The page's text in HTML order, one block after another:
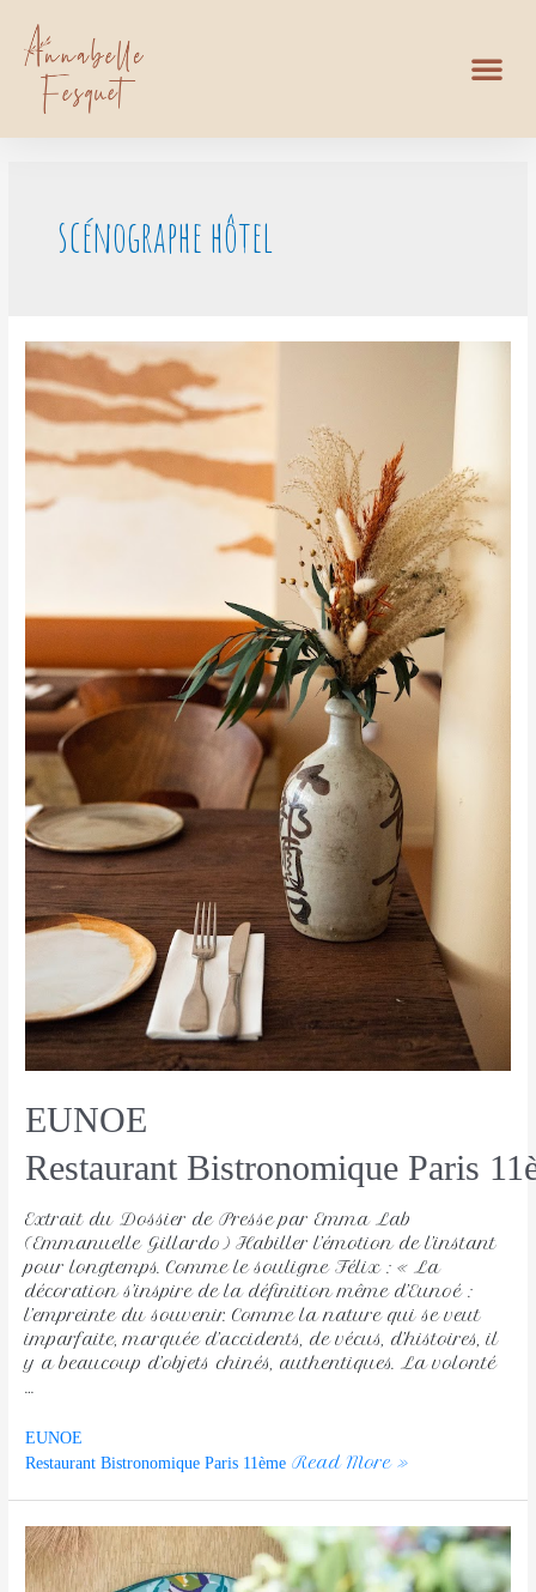
scénographe hôtel
EUNOE
Restaurant Bistronomique Paris
Extrait du Dossier de Presse par Emma Lab
(Emmanuelle Gillardo) Habiller l’émotion de l’instant
pour longtemps. Comme le souligne Félix : « La
décoration s’inspire de la définition même d’Eunoé :
l’empreinte du souvenir. Comme la nature qui se veut
imparfaite, marquée d’accidents, de vécus, d’histoires, il
y a beaucoup d’objets chinés, authentiques. La volonté
…
EUNOE
Restaurant Bistronomique Paris 11ème Read More »